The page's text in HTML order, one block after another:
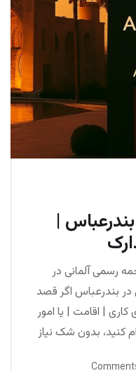
بندرعباس |
رسمی آلمانی در
در بندرعباس اگر قصد
| اقامت | یا امور
کنید، بدون شک نیاز